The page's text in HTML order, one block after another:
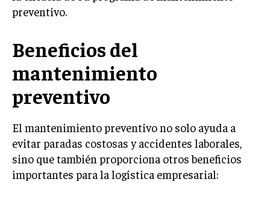
GESTIÓN DE CRISIS EMPRESARIALES
EMPRESAS Y STARTUPS TECNOLÓGICAS
MÁS
PROYECTOS
GESTIÓN DE OPERACIONES Y CADENA DE
SUMINISTRO
LOGÍSTICA EMPRESARIAL
preventivo.
Beneficios del
mantenimiento
preventivo
El mantenimiento preventivo no solo ayuda a
evitar paradas costosas y accidentes laborales,
sino que también proporciona otros beneficios
importantes para la logística empresarial: